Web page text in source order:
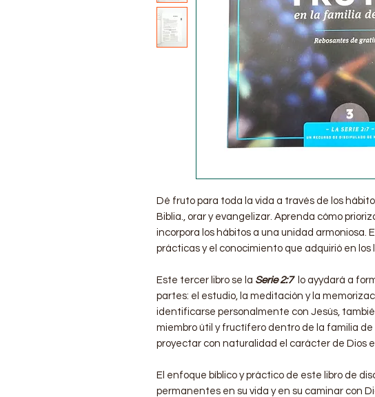
Dé fruto para toda la vida a través de los
Biblia., orar y evangelizar. Aprenda cómo
incorpora los hábitos a una unidad armoniosa.
prácticas y el conocimiento que adquirió en los
Este tercer libro se la Serie 2:7lo ayydará a
partes: el estudio, la meditación y la
identificarse personalmente con Jesús,
miembro útil y fructífero dentro de la familia de
proyectar con naturalidad el carácter de Dios
El enfoque bíblico y práctico de este libro de
permanentes en su vida y en su caminar con